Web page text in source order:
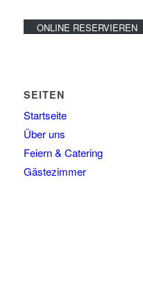
ONLINE RESERVIEREN
SEITEN
Startseite
Über uns
Feiern & Catering
Gästezimmer